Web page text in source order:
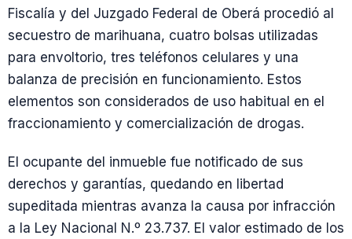
Fiscalía y del Juzgado Federal de Oberá procedió al
secuestro de marihuana, cuatro bolsas utilizadas
para envoltorio, tres teléfonos celulares y una
balanza de precisión en funcionamiento. Estos
elementos son considerados de uso habitual en el
fraccionamiento y comercialización de drogas.
El ocupante del inmueble fue notificado de sus
derechos y garantías, quedando en libertad
supeditada mientras avanza la causa por infracción
a la Ley Nacional N.º 23.737. El valor estimado de los